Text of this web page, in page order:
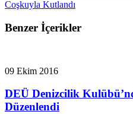
Coşkuyla Kutlandı
Benzer İçerikler
09 Ekim 2016
DEÜ Denizcilik
Düzenlendi